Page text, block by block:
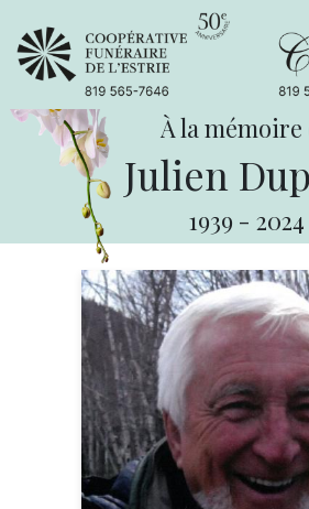
À la mémoire
Julien
1939 - 2024